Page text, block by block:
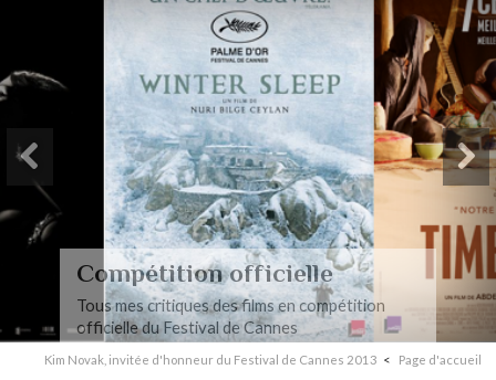
Compétition officielle
Tous mes critiques des films en compétition
officielle du Festival de Cannes
Kim Novak, invitée d'honneur du Festival de Cannes 2013 Page d'accueil